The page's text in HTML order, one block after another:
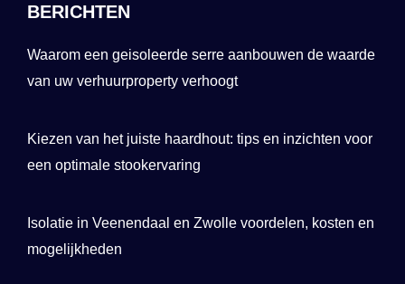
BERICHTEN
Waarom een geisoleerde serre aanbouwen de waarde
van uw verhuurproperty verhoogt
Kiezen van het juiste haardhout: tips en inzichten voor
een optimale stookervaring
Isolatie in Veenendaal en Zwolle voordelen, kosten en
mogelijkheden